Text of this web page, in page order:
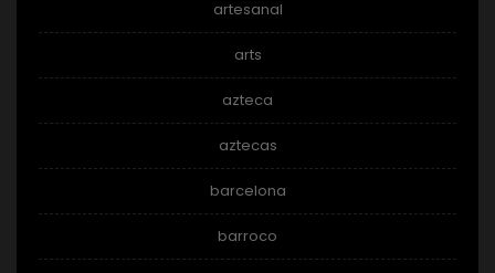
artesanal
arts
azteca
aztecas
barcelona
barroco